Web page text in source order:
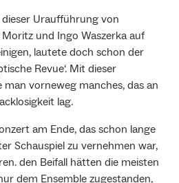
Uraufführung von
und Ingo Waszerka auf
lautete doch schon der
Revue‘. Mit dieser
vorneweg manches, das an
lag.
am Ende, das schon lange
Schauspiel zu vernehmen war,
den Beifall hätten die meisten
dem Ensemble zugestanden,